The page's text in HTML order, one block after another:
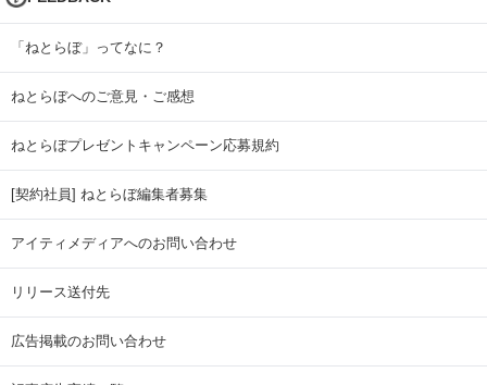
「ねとらぼ」ってなに？
ねとらぼへのご意見・ご感想
ねとらぼプレゼントキャンペーン応募規約
[契約社員] ねとらぼ編集者募集
アイティメディアへのお問い合わせ
リリース送付先
広告掲載のお問い合わせ